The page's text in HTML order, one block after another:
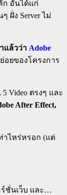
ก อันได้แก่
ฝั่ง Server ไม่
แล้วว่า Adobe
อยของโครงการ
Video ตรงๆ และ
After Effect,
าไหร่หรอก (แต่
ร์ชั่นเว็บ และ…